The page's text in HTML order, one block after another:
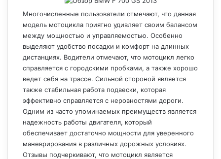
Многочисленные пользователи отмечают, что данная
модель мотоцикла приятно удивляет своим балансом
между мощностью и управляемостью. Особенно
выделяют удобство посадки и комфорт на длинных
дистанциях. Водители отмечают, что мотоцикл легко
справляется с городскими пробками, а также хорошо
ведет себя на трассе. Сильной стороной является
также стабильная работа подвески, которая
эффективно справляется с неровностями дороги.
Одним из часто упоминаемых преимуществ является
надежность работы двигателя, который
обеспечивает достаточно мощности для уверенного
маневрирования в различных дорожных условиях.
Отзывы подчеркивают, что мотоцикл является